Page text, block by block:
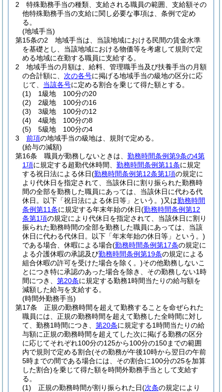
2
特殊勤務手当の種類、支給される職員の範囲、支給額その
他特殊勤務手当の支給に関し必要な事項は、条例で定め
る。
(地域手当)
第15条の2
地域手当は、当該地域における民間の賃金水準
を基礎とし、当該地域における物価等を考慮して規則で定
める地域に在勤する職員に支給する。
2
地域手当の月額は、給料、管理職手当及び扶養手当の月額
の合計額に、 次の各号に掲げる地域手当の級地の区分に応
じて、 当該各号に定める割合を乗じて得た額とする。
(1)
1級地 100分の20
(2)
2級地 100分の16
(3)
3級地 100分の12
(4)
4級地 100分の8
(5)
5級地 100分の4
3
前項の地域手当の級地は、規則で定める。
(給与の減額)
第16条
職員が勤務しないときは、 勤務時間条例第9条の4第
1項に規定する超勤代休時間、 勤務時間条例第11条に規定
する祝日法による休日(勤務時間条例第12条第1項の規定に
より代休日を指定されて、当該休日に割り振られた勤務時
間の全部を勤務した職員にあっては、当該休日に代わる代
休日。以下「祝日法による休日等」という。)又は勤務時間
条例第11条に規定する年末年始の休日(勤務時間条例第12
条第1項の規定により代休日を指定されて、当該休日に割り
振られた勤務時間の全部を勤務した職員にあっては、当該
休日に代わる代休日。以下「年末年始の休日等」という。)
である場合、休暇による場合(勤務時間条例第17条の規定に
よる介護休暇の承認及び勤務時間条例第19条の規定による
組合休暇の許可を受けた場合を除く。)その他勤務しないこ
とにつき特に承認のあった場合を除き、その勤務しない1時
間につき、 第20条に規定する勤務1時間当たりの給与額を
減額した給与を支給する。
(時間外勤務手当)
第17条
正規の勤務時間を超えて勤務することを命ぜられた
職員には、正規の勤務時間を超えて勤務した全時間に対し
て、勤務1時間につき、 第20条に規定する1時間当たりの給
与額に正規の勤務時間を超えてした次に掲げる勤務の区分
に応じてそれぞれ100分の125から100分の150までの範囲
内で規則で定める割合(その勤務が午後10時から翌日の午前
5時までの間である場合には、その割合に100分の25を加算
した割合)を乗じて得た額を時間外勤務手当として支給す
る。
(1)
正規の勤務時間が割り振られた日(次条の規定により